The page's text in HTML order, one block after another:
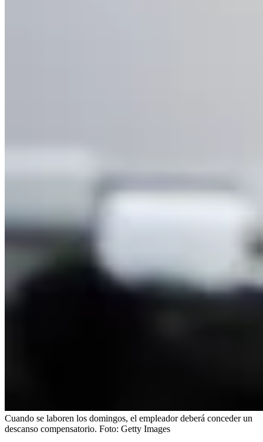
Cuando se laboren los domingos, el empleador deberá conceder un
descanso compensatorio. Foto: Getty Images